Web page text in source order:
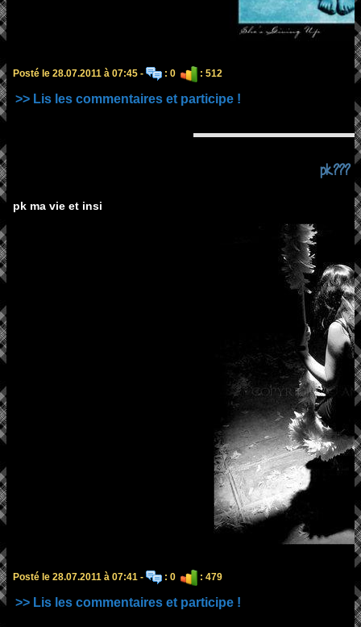
Posté le 28.07.2011 à 07:45 - : 0 : 512
>> Lis les commentaires et participe !
pk???
pk ma vie et insi
Posté le 28.07.2011 à 07:41 - : 0 : 479
>> Lis les commentaires et participe !